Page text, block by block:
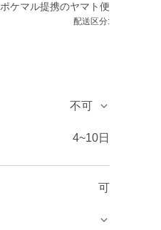
ポケマル提携のヤマト便
配送区分:
不可
4~10日
可